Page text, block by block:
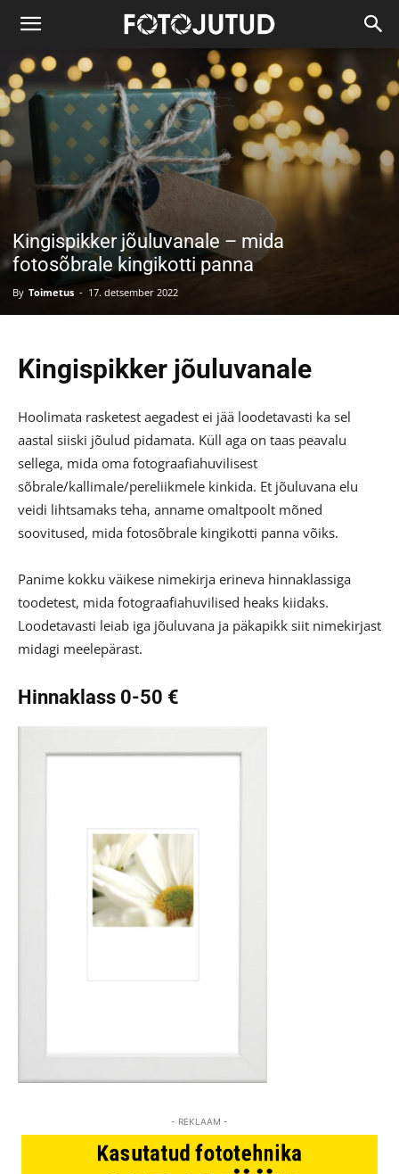
Kingispikker jõuluvanale – mida
fotosõbrale kingikotti panna
By Toimetus - 17. detsember 2022
Kingispikker jõuluvanale
Hoolimata rasketest aegadest ei jää loodetavasti ka sel
aastal siiski jõulud pidamata. Küll aga on taas peavalu
sellega, mida oma fotograafiahuvilisest
sõbrale/kallimale/pereliikmele kinkida. Et jõuluvana elu
veidi lihtsamaks teha, anname omaltpoolt mõned
soovitused, mida fotosõbrale kingikotti panna võiks.
Panime kokku väikese nimekirja erineva hinnaklassiga
toodetest, mida fotograafiahuvilised heaks kiidaks.
Loodetavasti leiab iga jõuluvana ja päkapikk siit nimekirjast
midagi meelepärast.
Hinnaklass 0-50 €
- REKLAAM -